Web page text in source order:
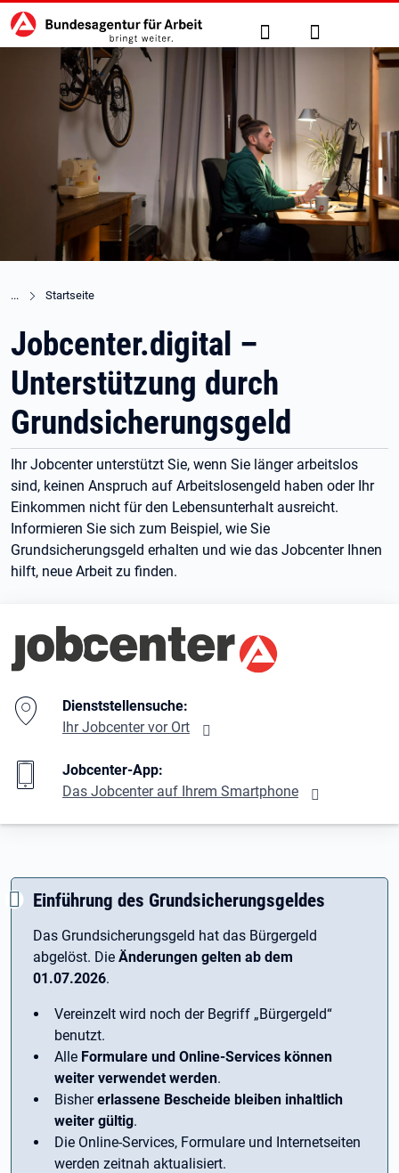
zu den Hauptinhalten springen
Hauptnavigation Suche Anmelden
Startseite
Jobcenter.digital –
Unterstützung durch
Grundsicherungsgeld
Ihr Jobcenter unterstützt Sie, wenn Sie länger arbeitslos
sind, keinen Anspruch auf Arbeitslosengeld haben oder Ihr
Einkommen nicht für den Lebensunterhalt ausreicht.
Informieren Sie sich zum Beispiel, wie Sie
Grundsicherungsgeld erhalten und wie das Jobcenter Ihnen
hilft, neue Arbeit zu finden.
Branding-Bereich Beschreibung
Dienststellensuche:
Ihr Jobcenter vor Ort
Jobcenter-App:
Das Jobcenter auf Ihrem Smartphone
Einführung des Grundsicherungsgeldes
Das Grundsicherungsgeld hat das Bürgergeld
abgelöst. Die Änderungen gelten ab dem
01.07.2026.
Vereinzelt wird noch der Begriff ­„Bürgergeld“
benutzt.
Alle Formulare und Online-Services können
weiter verwendet werden.
Bishererlassene Bescheide bleiben inhaltlich
weiter gültig.
Die Online-Services, Formulare und Internetseiten
werden zeitnah aktualisiert.